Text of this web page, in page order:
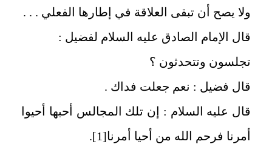
ولا يصح أن تبقى العلاقة في إطارها الفعلي . . .
قال الإمام الصادق عليه السلام لفضيل :
تجلسون وتتحدثون ؟
قال فضيل : نعم جعلت فداك .
قال عليه السلام : إن تلك المجالس أحبها أحيوا
أمرنا فرحم الله من أحيا أمرنا[1]
.